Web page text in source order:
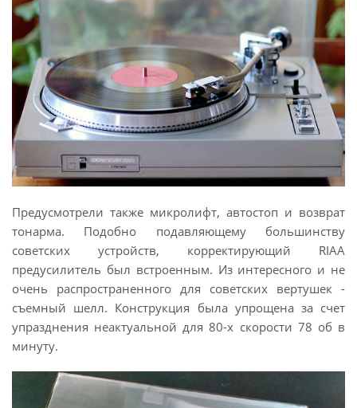
Предусмотрели также микролифт, автостоп и возврат
тонарма. Подобно подавляющему большинству
советских устройств, корректирующий RIAA
предусилитель был встроенным. Из интересного и не
очень распространенного для советских вертушек -
съемный шелл. Конструкция была упрощена за счет
упразднения неактуальной для 80-х скорости 78 об в
минуту.